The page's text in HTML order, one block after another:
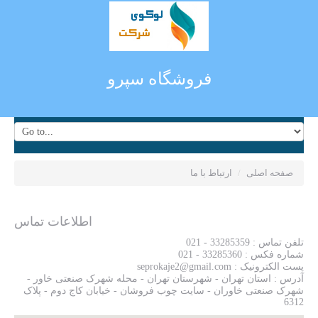
فروشگاه سپرو
صفحه اصلی / ارتباط با ما
اطلاعات تماس
تلفن تماس : 33285359 - 021
شماره فکس : 33285360 - 021
پست الکترونیک : seprokaje2@gmail.com
آدرس : استان تهران - شهرستان تهران - محله شهرک صنعتی خاور -
شهرک صنعتی خاوران - سایت چوب فروشان - خیابان کاج دوم - پلاک
6312